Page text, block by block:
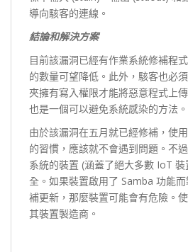
導向駭客的連線。
結論和解決方案
目前該漏洞已經有作業系統修補程
的數量可望降低。此外，駭客也必
夾擁有寫入權限才能將惡意程式上
也是一個可以避免系統感染的方法。
由於該漏洞在五月就已經修補，使
的習慣，應該就不會遇到問題。不
系統的裝置 (涵蓋了絕大多數 IoT
全。如果裝置啟用了 Samba 功能
補更新，那麼裝置可能會有危險。
其裝置製造商。